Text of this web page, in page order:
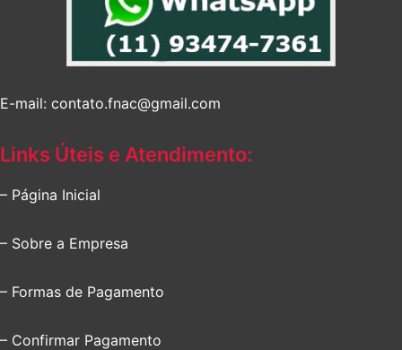
E-mail: contato.fnac@gmail.com
Links Úteis e Atendimento:
– Página Inicial
– Sobre a Empresa
– Formas de Pagamento
– Confirmar Pagamento